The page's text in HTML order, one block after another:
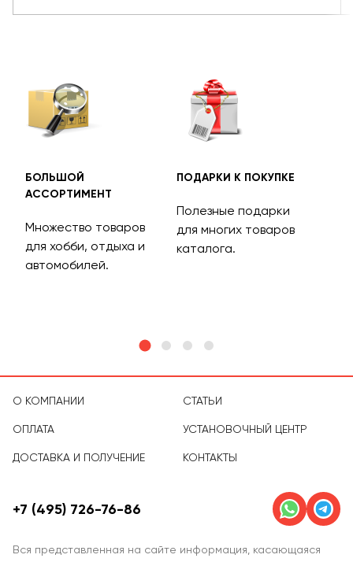
БОЛЬШОЙ
АССОРТИМЕНТ
Множество товаров
для хобби, отдыха и
автомобилей.
ПОДАРКИ К ПОКУПКЕ
Полезные подарки
для многих товаров
каталога.
О КОМПАНИИ
ОПЛАТА
ДОСТАВКА И ПОЛУЧЕНИЕ
СТАТЬИ
УСТАНОВОЧНЫЙ ЦЕНТР
КОНТАКТЫ
Вся представленная на сайте информация, касающаяся
+7 (495) 726-76-86